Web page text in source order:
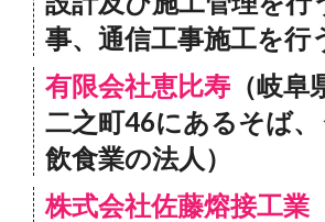
事、通信工事施工を行
有限会社恵比寿 （岐
二之町46にあるそば
飲食業の法人）
株式会社佐藤熔接工業